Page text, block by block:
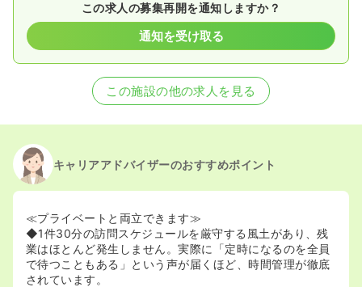
この求人の募集再開を通知しますか？
通知を受け取る
この施設の他の求人を見る
キャリアアドバイザーのおすすめポイント
≪プライベートと両立できます≫
◆1件30分の訪問スケジュールを厳守する風土があり、残
業はほとんど発生しません。実際に「定時になるのを全員
で待つこともある」という声が届くほど、時間管理が徹底
されています。